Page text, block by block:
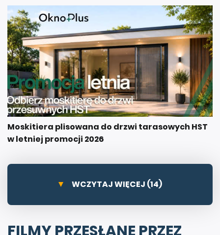
Moskitiera plisowana do drzwi tarasowych HST
w letniej promocji 2026
WCZYTAJ WIĘCEJ (14)